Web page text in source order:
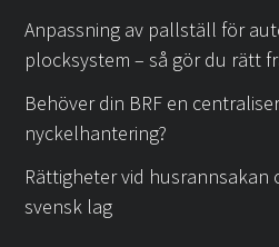
Anpassning av pallställ för
plocksystem – så gör du rätt
Behöver din BRF en
nyckelhantering?
Rättigheter vid husrannsakan
svensk lag